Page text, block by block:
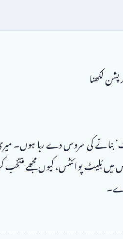
بنانے کی سروس دے رہا ہوں۔
بُلیٹ پوائنٹس، کیوں مجھے